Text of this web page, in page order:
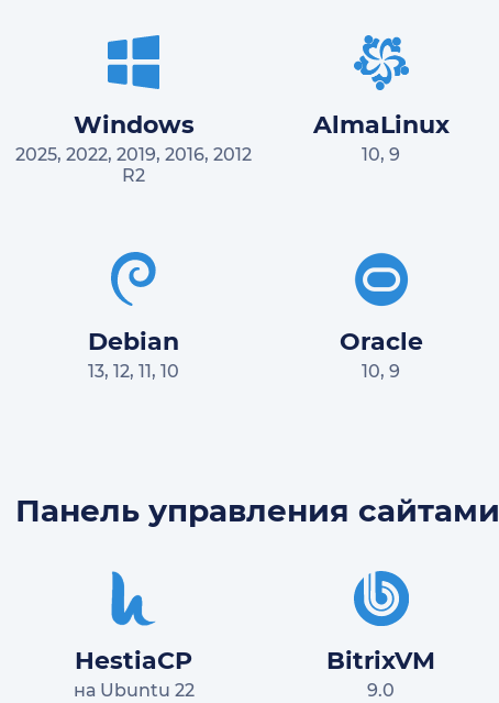
Windows
2025, 2022, 2019, 2016, 2012
R2
AlmaLinux
10, 9
Debian
13, 12, 11, 10
Oracle
10, 9
Панель управления сайтами
HestiaCP
на Ubuntu 22
BitrixVM
9.0